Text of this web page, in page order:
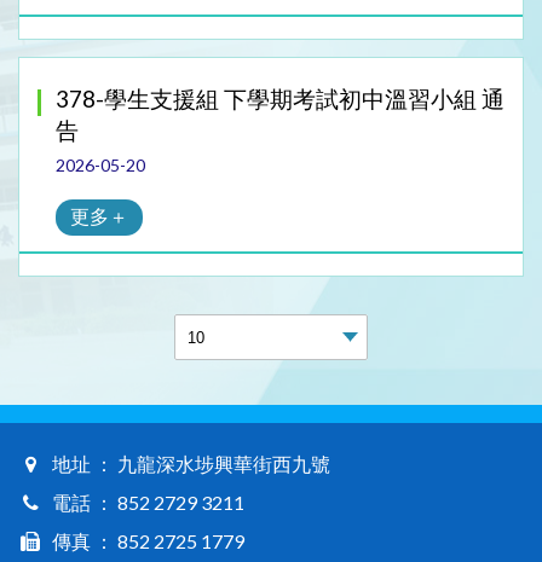
378-學生支援組 下學期考試初中溫習小組 通
告
2026-05-20
更多＋
地址 ： 九龍深水埗興華街西九號
電話 ： 852 2729 3211
傳真 ： 852 2725 1779